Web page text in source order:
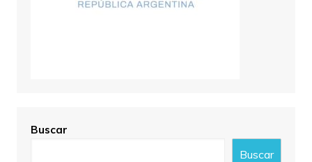
Buscar
Buscar